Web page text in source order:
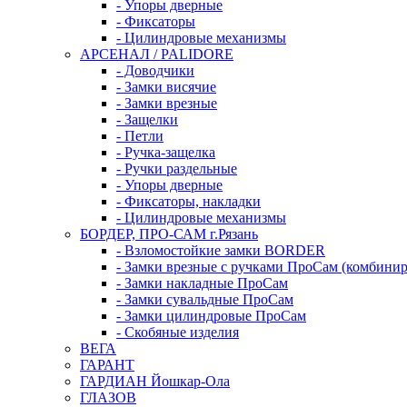
- Упоры дверные
- Фиксаторы
- Цилиндровые механизмы
АРСЕНАЛ / PALIDORE
- Доводчики
- Замки висячие
- Замки врезные
- Защелки
- Петли
- Ручка-защелка
- Ручки раздельные
- Упоры дверные
- Фиксаторы, накладки
- Цилиндровые механизмы
БОРДЕР, ПРО-САМ г.Рязань
- Взломостойкие замки BORDER
- Замки врезные с ручками ПроСам
- Замки накладные ПроСам
- Замки сувальдные ПроСам
- Замки цилиндровые ПроСам
- Скобяные изделия
ВЕГА
ГАРАНТ
ГАРДИАН Йошкар-Ола
ГЛАЗОВ